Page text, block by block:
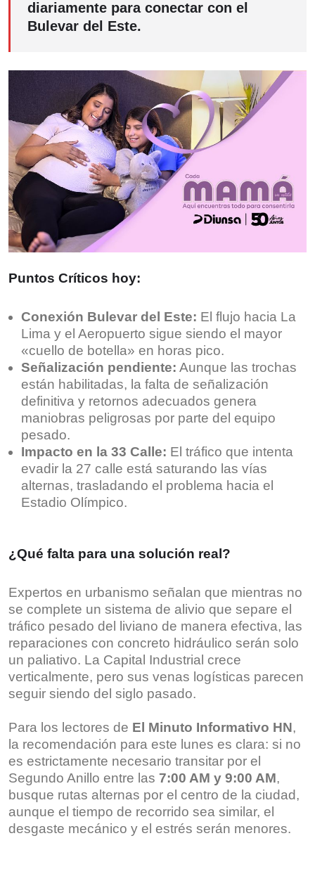
diariamente para conectar con el
Bulevar del Este.
Puntos Críticos hoy:
Conexión Bulevar del Este: El flujo hacia La
Lima y el Aeropuerto sigue siendo el mayor
«cuello de botella» en horas pico.
Señalización pendiente: Aunque las trochas
están habilitadas, la falta de señalización
definitiva y retornos adecuados genera
maniobras peligrosas por parte del equipo
pesado.
Impacto en la 33 Calle: El tráfico que intenta
evadir la 27 calle está saturando las vías
alternas, trasladando el problema hacia el
Estadio Olímpico.
¿Qué falta para una solución real?
Expertos en urbanismo señalan que mientras no
se complete un sistema de alivio que separe el
tráfico pesado del liviano de manera efectiva, las
reparaciones con concreto hidráulico serán solo
un paliativo. La Capital Industrial crece
verticalmente, pero sus venas logísticas parecen
seguir siendo del siglo pasado.
Para los lectores de El Minuto Informativo HN,
la recomendación para este lunes es clara: si no
es estrictamente necesario transitar por el
Segundo Anillo entre las 7:00 AM y 9:00 AM,
busque rutas alternas por el centro de la ciudad,
aunque el tiempo de recorrido sea similar, el
desgaste mecánico y el estrés serán menores.